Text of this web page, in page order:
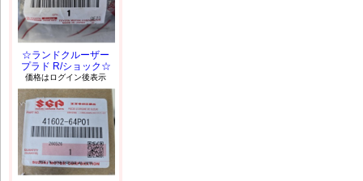
☆ランドクルーザー
プラド R/ショック☆
価格はログイン後表示